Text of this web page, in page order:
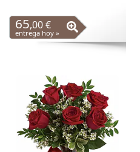
65,00 €
entrega hoy »